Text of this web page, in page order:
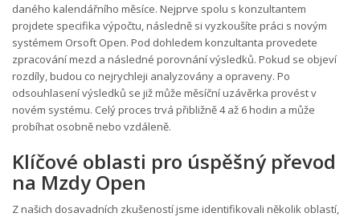
daného kalendářního měsíce. Nejprve spolu s konzultantem
projdete specifika výpočtu, následně si vyzkoušíte práci s novým
systémem Orsoft Open. Pod dohledem konzultanta provedete
zpracování mezd a následné porovnání výsledků. Pokud se objeví
rozdíly, budou co nejrychleji analyzovány a opraveny. Po
odsouhlasení výsledků se již může měsíční uzávěrka provést v
novém systému. Celý proces trvá přibližně 4 až 6 hodin a může
probíhat osobně nebo vzdáleně.
Klíčové oblasti pro úspěšný převod
na Mzdy Open
Z našich dosavadních zkušeností jsme identifikovali několik oblastí,